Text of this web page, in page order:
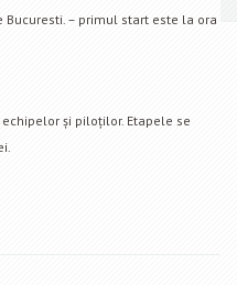
Bucuresti. – primul start este la ora
și piloților. Etapele se